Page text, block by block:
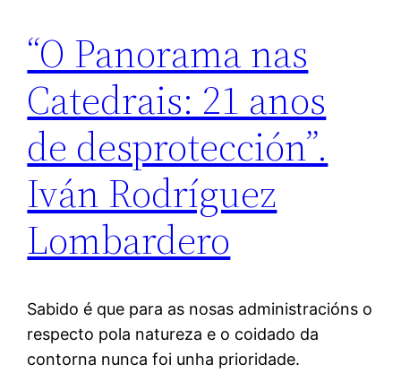
“O Panorama nas
Catedrais: 21 anos
de desprotección”.
Iván Rodríguez
Lombardero
Sabido é que para as nosas administracións o
respecto pola natureza e o coidado da
contorna nunca foi unha prioridade.